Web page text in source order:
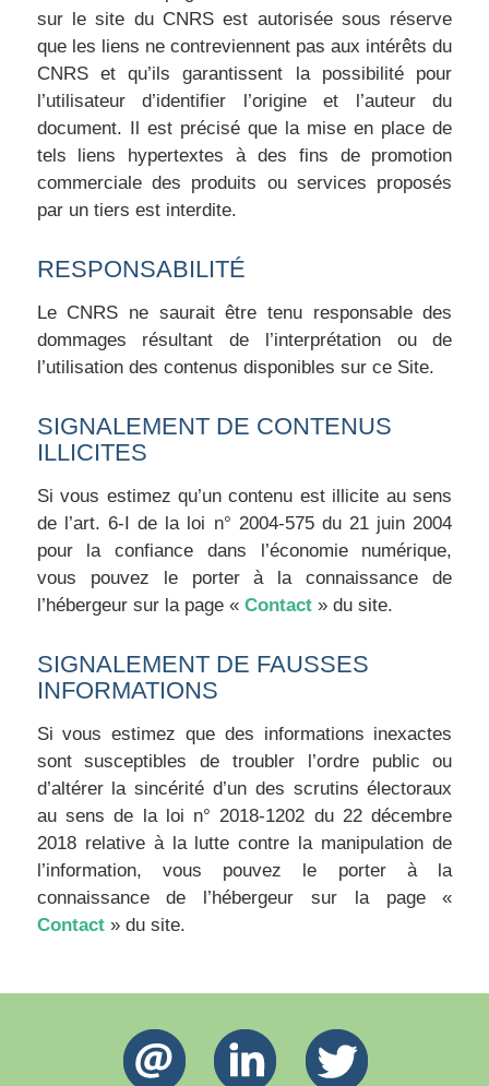
sur le site du CNRS est autorisée sous réserve
que les liens ne contreviennent pas aux intérêts du
CNRS et qu’ils garantissent la possibilité pour
l’utilisateur d’identifier l’origine et l’auteur du
document. Il est précisé que la mise en place de
tels liens hypertextes à des fins de promotion
commerciale des produits ou services proposés
par un tiers est interdite.
RESPONSABILITÉ
Le CNRS ne saurait être tenu responsable des
dommages résultant de l’interprétation ou de
l’utilisation des contenus disponibles sur ce Site.
SIGNALEMENT DE CONTENUS
ILLICITES
Si vous estimez qu’un contenu est illicite au sens
de l’art. 6-I de la loi n° 2004-575 du 21 juin 2004
pour la confiance dans l’économie numérique,
vous pouvez le porter à la connaissance de
l’hébergeur sur la page « Contact» du site.
SIGNALEMENT DE FAUSSES
INFORMATIONS
Si vous estimez que des informations inexactes
sont susceptibles de troubler l’ordre public ou
d’altérer la sincérité d’un des scrutins électoraux
au sens de la loi n° 2018-1202 du 22 décembre
2018 relative à la lutte contre la manipulation de
l’information, vous pouvez le porter à la
connaissance de l’hébergeur sur la page «
Contact» du site.